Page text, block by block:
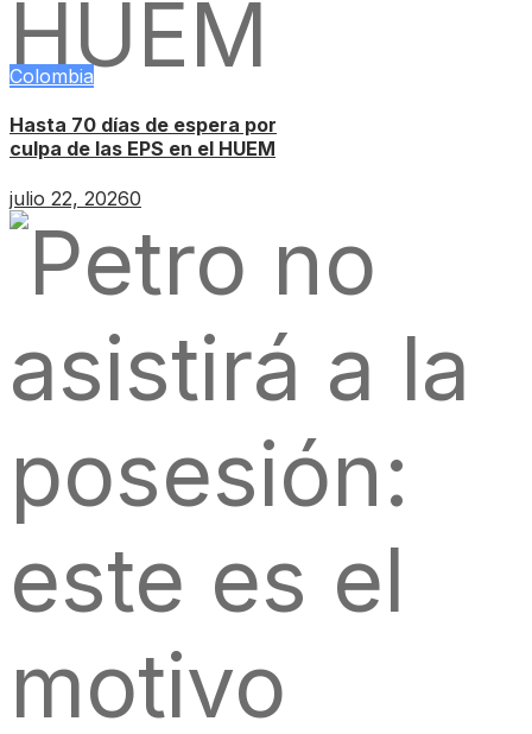
Colombia
Hasta 70 días de espera por
culpa de las EPS en el HUEM
julio 22, 20260